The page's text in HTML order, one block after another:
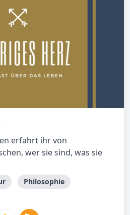
erfahrt ihr von
wer sie sind, was sie
Philosophie